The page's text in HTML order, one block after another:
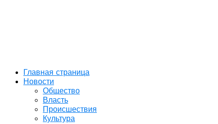
Главная страница
Новости
Общество
Власть
Происшествия
Культура